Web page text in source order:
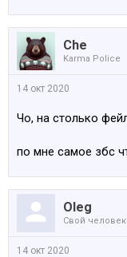
Che
Karma Police
14 окт 2020
Чо, на столько
по мне самое збс
Oleg
Свой человек
14 окт 2020